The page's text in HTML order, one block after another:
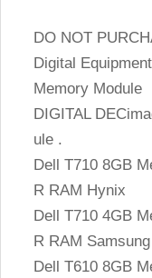
DO NOT
Digital
Memory Module
DIGITAL
ule .
Dell T710 8GB
R RAM Hynix
Dell T710 4GB
R RAM Samsung
Dell T610 8GB